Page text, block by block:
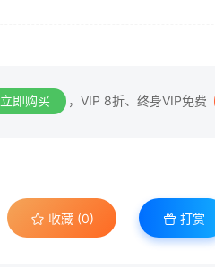
立即购买 ，VIP 8折、终身VIP免费
收藏 (0) 打赏